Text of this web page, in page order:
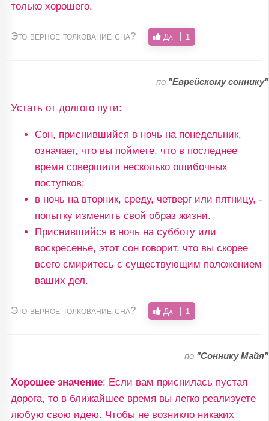
только хорошего.
Это верное толкование сна? Да 1
по "Еврейскому соннику"
Устать от долгого пути:
Сон, приснившийся в ночь на понедельник,
означает, что вы поймете, что в последнее
время совершили несколько ошибочных
поступков;
в ночь на вторник, среду, четверг или пятницу, -
попытку изменить свой образ жизни.
Приснившийся в ночь на субботу или
воскресенье, этот сон говорит, что вы скорее
всего смиритесь с существующим положением
ваших дел.
Это верное толкование сна? Да 1
по "Соннику Майя"
Хорошее значение: Если вам приснилась пустая
дорога, то в ближайшее время вы легко реализуете
любую свою идею. Чтобы не возникло никаких